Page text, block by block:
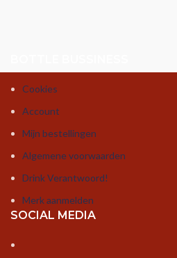
Cookies
Account
Mijn bestellingen
Algemene voorwaarden
Drink Verantwoord!
Merk aanmelden
SOCIAL MEDIA